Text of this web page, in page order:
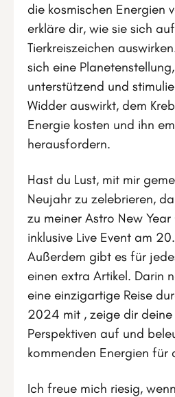
die kosmischen Energien
erkläre dir, wie sie sich
Tierkreiszeichen
sich eine
unterstützend und
Widder auswirkt, dem
Energie kosten und ihn
herausfordern.
Hast du Lust, mit mir
Neujahr zu zelebrieren,
zu meiner Astro New
inklusive Live Event am
Außerdem gibt es für
einen extra Artikel. Darin
eine einzigartige Reise
2024 mit , zeige dir deine
Perspektiven auf und
kommenden Energien für
Ich freue mich riesig,